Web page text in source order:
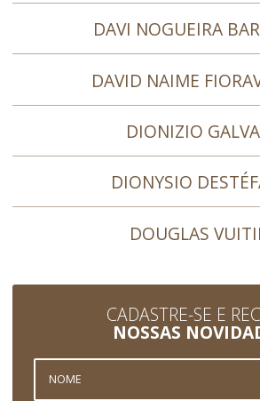
DAVI NOGUEIRA
DAVID NAIME
DIONIZIO
DIONYSIO
DOUGLAS
CADASTRE-SE E
NOSSAS